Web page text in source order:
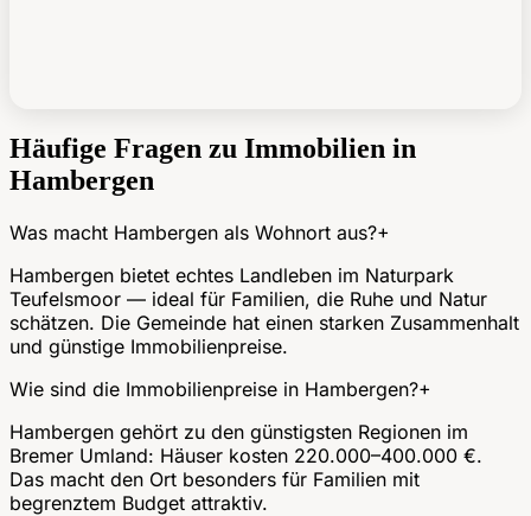
Häufige Fragen zu Immobilien in
Hambergen
Was macht Hambergen als Wohnort aus?+
Hambergen bietet echtes Landleben im Naturpark
Teufelsmoor — ideal für Familien, die Ruhe und Natur
schätzen. Die Gemeinde hat einen starken Zusammenhalt
und günstige Immobilienpreise.
Wie sind die Immobilienpreise in Hambergen?+
Hambergen gehört zu den günstigsten Regionen im
Bremer Umland: Häuser kosten 220.000–400.000 €.
Das macht den Ort besonders für Familien mit
begrenztem Budget attraktiv.